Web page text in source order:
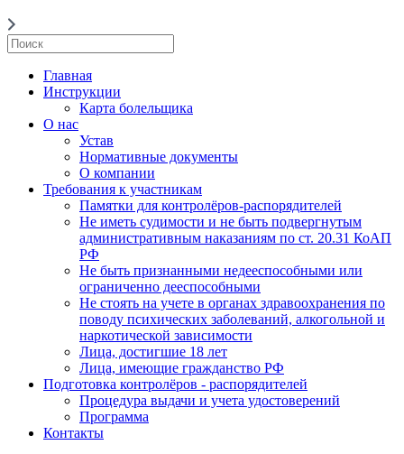
Главная
Инструкции
Карта болельщика
О нас
Устав
Нормативные документы
О компании
Требования к участникам
Памятки для контролёров-распорядителей
Не иметь судимости и не быть подвергнутым
административным наказаниям по ст. 20.31 КоАП
РФ
Не быть признанными недееспособными или
ограниченно дееспособными
Не стоять на учете в органах здравоохранения по
поводу психических заболеваний, алкогольной и
наркотической зависимости
Лица, достигшие 18 лет
Лица, имеющие гражданство РФ
Подготовка контролёров - распорядителей
Процедура выдачи и учета удостоверений
Программа
Контакты